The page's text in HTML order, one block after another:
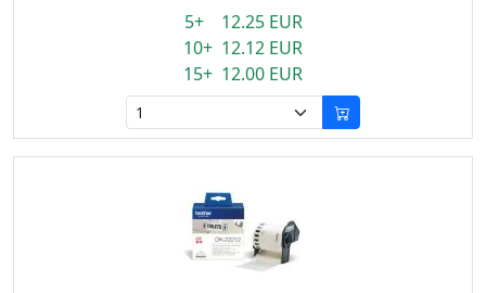
5+ 12.25 EUR
10+ 12.12 EUR
15+ 12.00 EUR